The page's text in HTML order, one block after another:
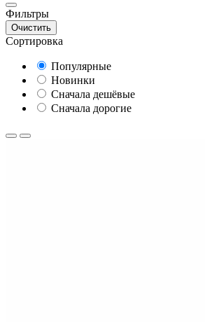
Фильтры
Очистить
Сортировка
Популярные
Новинки
Сначала дешёвые
Сначала дорогие